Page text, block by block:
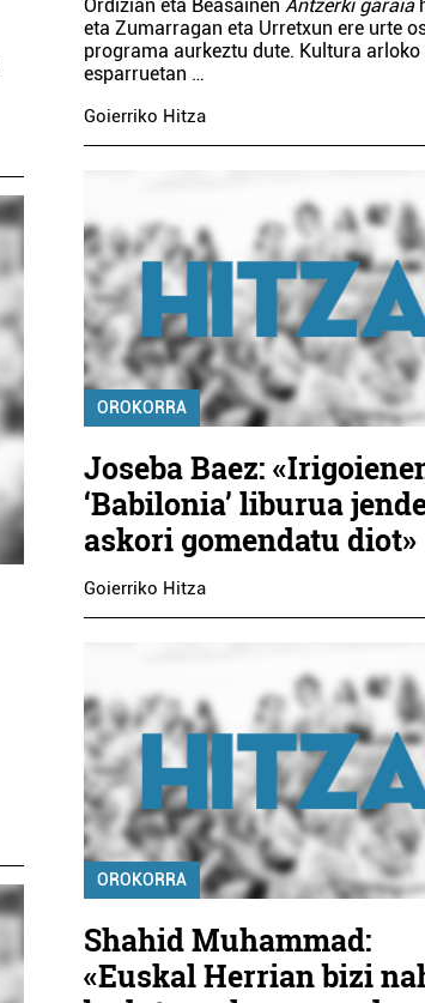
Ordizian eta BeasainenAntzerki garaia
eta Zumarragan eta Urretxun ere urte
programa aurkeztu dute. Kultura arloko
esparruetan …
Goierriko Hitza
OROKORRA
Joseba Baez:
‘Babilonia’ liburua
askori gomendatu diot»
Goierriko Hitza
OROKORRA
Shahid Muhammad:
«Euskal Herrian bizi